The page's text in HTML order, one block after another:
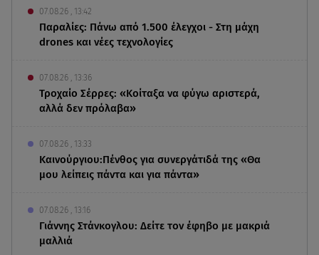
07.08.26 , 13:42
Παραλίες: Πάνω από 1.500 έλεγχοι - Στη μάχη
drones και νέες τεχνολογίες
07.08.26 , 13:36
Τροχαίο Σέρρες: «Κοίταξα να φύγω αριστερά,
αλλά δεν πρόλαβα»
07.08.26 , 13:33
Καινούργιου:Πένθος για συνεργάτιδά της «Θα
μου λείπεις πάντα και για πάντα»
07.08.26 , 13:16
Γιάννης Στάνκογλου: Δείτε τον έφηβο με μακριά
μαλλιά